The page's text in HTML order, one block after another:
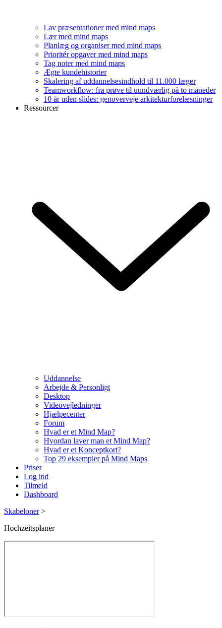
Lav præsentationer med mind maps
Lær med mind maps
Planlæg og organiser med mind maps
Prioritér opgaver med mind maps
Tag noter med mind maps
Ægte kundehistorier
Skalering af uddannelsesindhold til 11.000 læger
Teamworkflow: fra prøve til uundværlig på to måneder
10 år uden slides: genoverveje arkitekturforelæsninger
Ressourcer
Uddannelse
Arbejde & Personligt
Desktop
Videovejledninger
Hjælpecenter
Forum
Hvad er et Mind Map?
Hvordan laver man et Mind Map?
Hvad er et Konceptkort?
Top 29 eksempler på Mind Maps
Priser
Log ind
Tilmeld
Dashboard
Skabeloner >
Hochzeitsplaner